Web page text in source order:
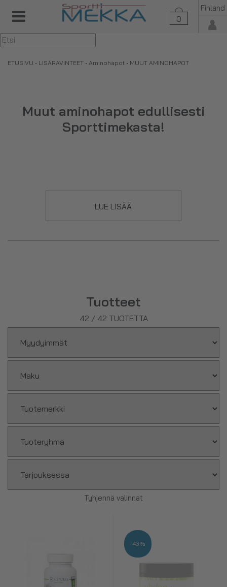
0
Finland
▼
ETUSIVU • LISÄRAVINTEET • Aminohapot • MUUT AMINOHAPOT
Muut aminohapot edullisesti
Sporttimekasta!
aminohapoista valmistetut erilaiset jauheet, kapselit ja
nesteet. Valikoimastamme löydät mm.
LUE LISÄÄ
Tuotteet
42 / 42 TUOTETTA
Tyhjennä valinnat
-43%